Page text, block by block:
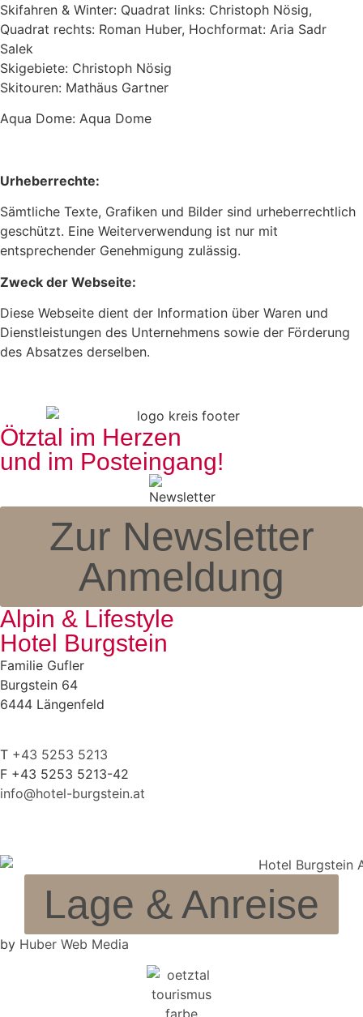
Skifahren & Winter: Quadrat links: Christoph Nösig,
Quadrat rechts: Roman Huber, Hochformat: Aria Sadr
Salek
Skigebiete: Christoph Nösig
Skitouren: Mathäus Gartner
Aqua Dome: Aqua Dome
Urheberrechte:
Sämtliche Texte, Grafiken und Bilder sind urheberrechtlich
geschützt. Eine Weiterverwendung ist nur mit
entsprechender Genehmigung zulässig.
Zweck der Webseite:
Diese Webseite dient der Information über Waren und
Dienstleistungen des Unternehmens sowie der Förderung
des Absatzes derselben.
Ötztal im Herzen
und im Posteingang!
Zur Newsletter
Anmeldung
Alpin & Lifestyle
Hotel Burgstein
Familie Gufler
Burgstein 64
6444 Längenfeld
T +43 5253 5213
F +43 5253 5213-42
info@hotel-burgstein.at
Lage & Anreise
by Huber Web Media